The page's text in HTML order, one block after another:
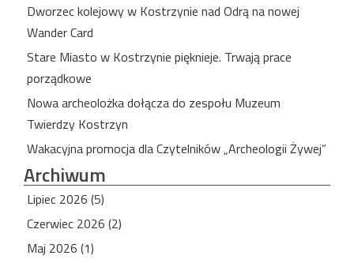
Dworzec kolejowy w Kostrzynie nad Odrą na nowej
Wander Card
Stare Miasto w Kostrzynie pięknieje. Trwają prace
porządkowe
Nowa archeolożka dołącza do zespołu Muzeum
Twierdzy Kostrzyn
Wakacyjna promocja dla Czytelników „Archeologii Żywej”
Archiwum
Lipiec 2026 (5)
Czerwiec 2026 (2)
Maj 2026 (1)